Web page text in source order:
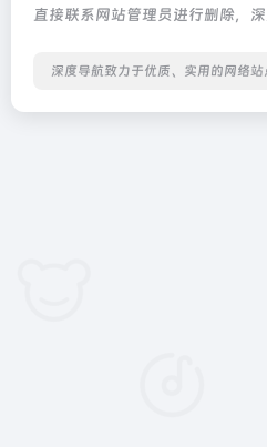
直接联系网站管理员进行删除，
深度导航致力于优质、实用的网络站